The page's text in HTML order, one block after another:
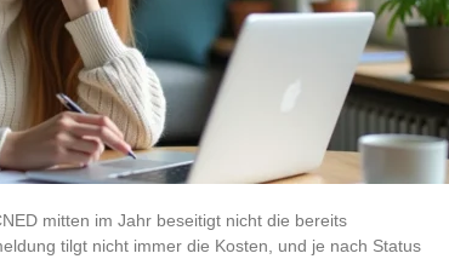
mitten im Jahr beseitigt nicht die bereits
tilgt nicht immer die Kosten, und je nach Status